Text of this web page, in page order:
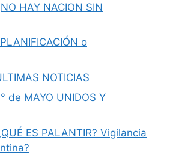
NO HAY NACION SIN
PLANIFICACIÓN o
NOTICIAS
de MAYO UNIDOS Y
ES PALANTIR? Vigilancia